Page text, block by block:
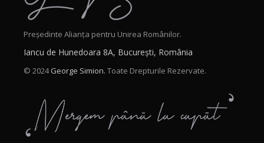
Președinte Alianța pentru Unirea Românilor.
Iancu de Hunedoara 8A, București, România
© 2024George Simion. Toate Drepturile Rezervate.